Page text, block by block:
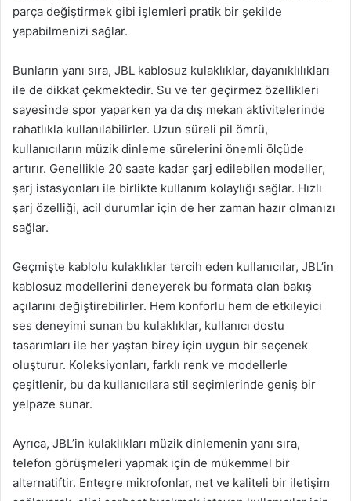
parça değiştirmek gibi işlemleri pratik bir şekilde
yapabilmenizi sağlar.
Bunların yanı sıra, JBL kablosuz kulaklıklar, dayanıklılıkları
ile de dikkat çekmektedir. Su ve ter geçirmez özellikleri
sayesinde spor yaparken ya da dış mekan aktivitelerinde
rahatlıkla kullanılabilirler. Uzun süreli pil ömrü,
kullanıcıların müzik dinleme sürelerini önemli ölçüde
artırır. Genellikle 20 saate kadar şarj edilebilen modeller,
şarj istasyonları ile birlikte kullanım kolaylığı sağlar. Hızlı
şarj özelliği, acil durumlar için de her zaman hazır olmanızı
sağlar.
Geçmişte kablolu kulaklıklar tercih eden kullanıcılar, JBL’in
kablosuz modellerini deneyerek bu formata olan bakış
açılarını değiştirebilirler. Hem konforlu hem de etkileyici
ses deneyimi sunan bu kulaklıklar, kullanıcı dostu
tasarımları ile her yaştan birey için uygun bir seçenek
oluşturur. Koleksiyonları, farklı renk ve modellerle
çeşitlenir, bu da kullanıcılara stil seçimlerinde geniş bir
yelpaze sunar.
Ayrıca, JBL’in kulaklıkları müzik dinlemenin yanı sıra,
telefon görüşmeleri yapmak için de mükemmel bir
alternatiftir. Entegre mikrofonlar, net ve kaliteli bir iletişim